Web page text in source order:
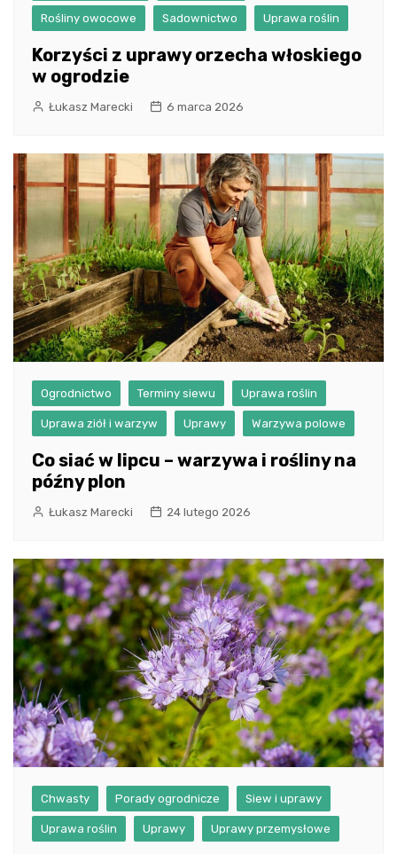
Rośliny owocowe Sadownictwo Uprawa roślin
Korzyści z uprawy orzecha włoskiego
w ogrodzie
Łukasz Marecki 6 marca 2026
Ogrodnictwo Terminy siewu Uprawa roślin
Uprawa ziół i warzyw Uprawy Warzywa polowe
Co siać w lipcu – warzywa i rośliny na
późny plon
Łukasz Marecki 24 lutego 2026
Chwasty Porady ogrodnicze Siew i uprawy
Uprawa roślin Uprawy Uprawy przemysłowe